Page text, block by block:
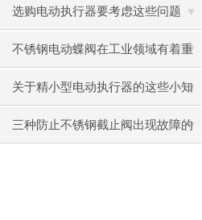
选购电动执行器要考虑这些问题
不锈钢电动蝶阀在工业领域有着重
要作用
关于精小型电动执行器的这些小知
识，快来了解吧！
三种防止不锈钢截止阀出现故障的